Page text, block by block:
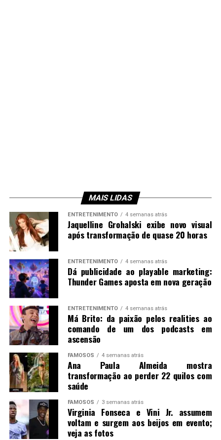
MAIS LIDAS
ENTRETENIMENTO 4 semanas atrás
Jaquelline Grohalski exibe novo visual
após transformação de quase 20 horas
ENTRETENIMENTO 4 semanas atrás
Dá publicidade ao playable marketing:
Thunder Games aposta em nova geração
ENTRETENIMENTO 4 semanas atrás
Má Brito: da paixão pelos realities ao
comando de um dos podcasts em
ascensão
FAMOSOS 4 semanas atrás
Ana Paula Almeida mostra
transformação ao perder 22 quilos com
saúde
FAMOSOS 3 semanas atrás
Virginia Fonseca e Vini Jr. assumem
voltam e surgem aos beijos em evento;
veja as fotos